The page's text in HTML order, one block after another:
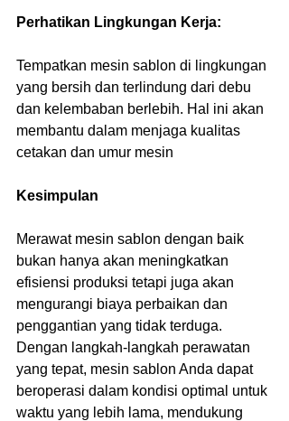
Perhatikan Lingkungan Kerja:
Tempatkan mesin sablon di lingkungan
yang bersih dan terlindung dari debu
dan kelembaban berlebih. Hal ini akan
membantu dalam menjaga kualitas
cetakan dan umur mesin
Kesimpulan
Merawat mesin sablon dengan baik
bukan hanya akan meningkatkan
efisiensi produksi tetapi juga akan
mengurangi biaya perbaikan dan
penggantian yang tidak terduga.
Dengan langkah-langkah perawatan
yang tepat, mesin sablon Anda dapat
beroperasi dalam kondisi optimal untuk
waktu yang lebih lama, mendukung